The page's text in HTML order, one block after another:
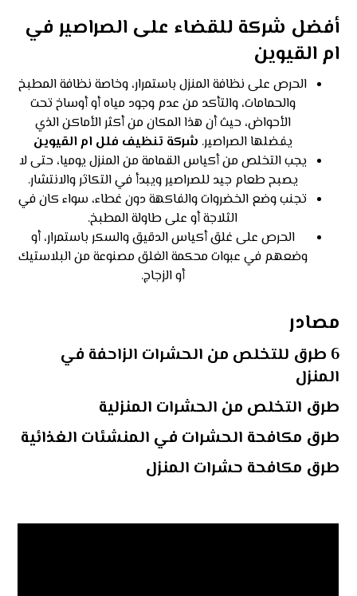
أفضل شركة للقضاء على الصراصير في
ام القيوين
الحرص على نظافة المنزل باستمرار، وخاصة نظافة المطبخ
والحمامات، والتأكد من عدم وجود مياه أو أوساخ تحت
الأحواض، حيث أن هذا المكان من أكثر الأماكن الذي
يفضلها الصراصير. شركة تنظيف فلل ام القيوين
يجب التخلص من أكياس القمامة من المنزل يوميا، حتى لا
يصبح طعام جيد للصراصير ويبدأ في التكاثر والانتشار.
تجنب وضع الخضروات والفاكهة دون غطاء، سواء كان في
الثلاجة أو على طاولة المطبخ.
الحرص على غلق أكياس الدقيق والسكر باستمرار، أو
وضعهم في عبوات محكمة الغلق مصنوعة من البلاستيك
أو الزجاج.
مصادر
6 طرق للتخلص من الحشرات الزاحفة في
المنزل
طرق التخلص من الحشرات المنزلية
طرق مكافحة الحشرات في المنشئات الغذائية
طرق مكافحة حشرات المنزل